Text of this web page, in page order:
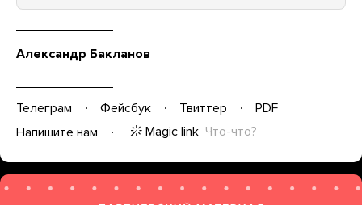
Александр Бакланов
Телеграм Фейсбук Твиттер
PDF
Напишите нам
Magic link Что-что?